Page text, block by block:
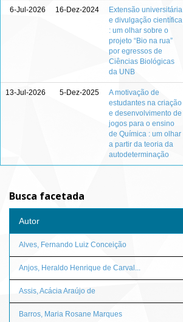
6-Jul-2026 16-Dez-2024
Extensão universitária
e divulgação científica
: um olhar sobre o
projeto “Bio na rua”
por egressos de
Ciências Biológicas
da UNB
13-Jul-2026 5-Dez-2025
A motivação de
estudantes na criação
e desenvolvimento de
jogos para o ensino
de Química : um olhar
a partir da teoria da
autodeterminação
Busca facetada
Autor
Alves, Fernando Luiz Conceição
Anjos, Heraldo Henrique de Carval...
Assis, Acácia Araújo de
Barros, Maria Rosane Marques